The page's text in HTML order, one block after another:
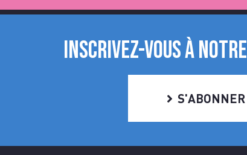
INSCRIVEZ-VOUS À
S'ABONNER